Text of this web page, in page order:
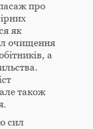
про
як
очищення
а
також
сил